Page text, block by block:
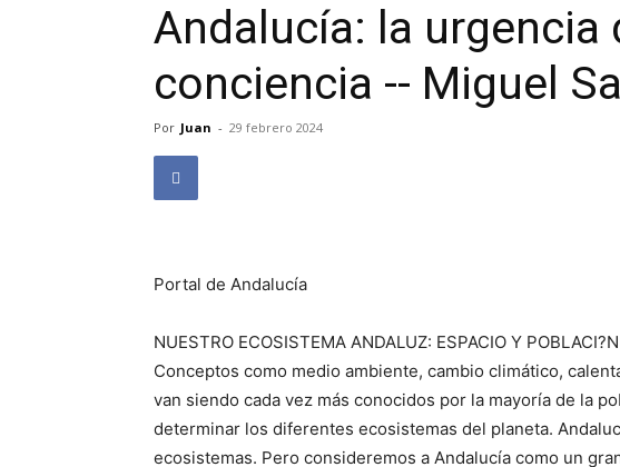
Andalucía: la urgencia
conciencia -- Miguel
Por Juan - 29 febrero 2024
Portal de Andalucía
NUESTRO ECOSISTEMA ANDALUZ: ESPACIO Y POBLACI?N
Conceptos como medio ambiente, cambio climático,
van siendo cada vez más conocidos por la mayoría de la
determinar los diferentes ecosistemas del planeta.
ecosistemas. Pero consideremos a Andalucía como un